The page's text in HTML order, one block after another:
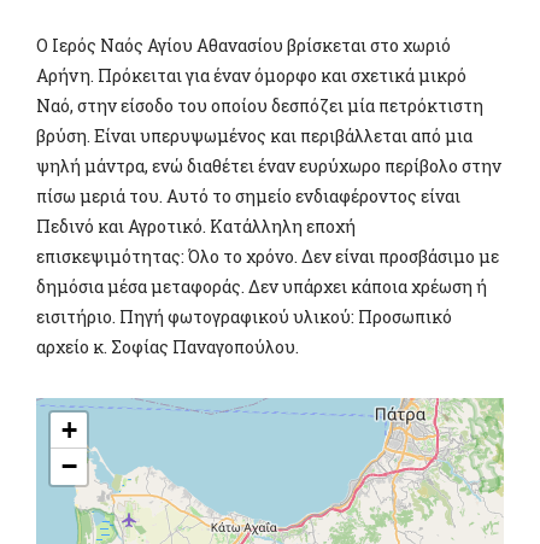
Ο Ιερός Ναός Αγίου Αθανασίου βρίσκεται στο χωριό
Αρήνη. Πρόκειται για έναν όμορφο και σχετικά μικρό
Ναό, στην είσοδο του οποίου δεσπόζει μία πετρόκτιστη
βρύση. Είναι υπερυψωμένος και περιβάλλεται από μια
ψηλή μάντρα, ενώ διαθέτει έναν ευρύχωρο περίβολο στην
πίσω μεριά του. Αυτό το σημείο ενδιαφέροντος είναι
Πεδινό και Αγροτικό. Κατάλληλη εποχή
επισκεψιμότητας: Όλο το χρόνο. Δεν είναι προσβάσιμο με
δημόσια μέσα μεταφοράς. Δεν υπάρχει κάποια χρέωση ή
εισιτήριο. Πηγή φωτογραφικού υλικού: Προσωπικό
αρχείο κ. Σοφίας Παναγοπούλου.
+
−